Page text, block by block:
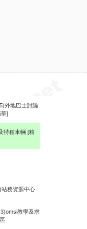
外地巴士討論
華]
特種車輛 [精
站務資源中心
教學及求